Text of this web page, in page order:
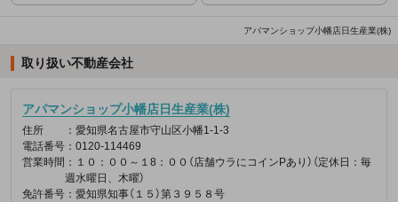
アパマンショップ小幡店日生産業(株)
取り扱い不動産会社
アパマンショップ小幡店日生産業(株)
住所
：愛知県名古屋市守山区小幡1-1-3
電話番号 ：0120-114469
営業時間 ：１０：００～１8：００（店舗ウラにコインPあり）（定休日：毎
週水曜日、木曜）
免許番号 ：愛知県知事（１５）第３９５８号